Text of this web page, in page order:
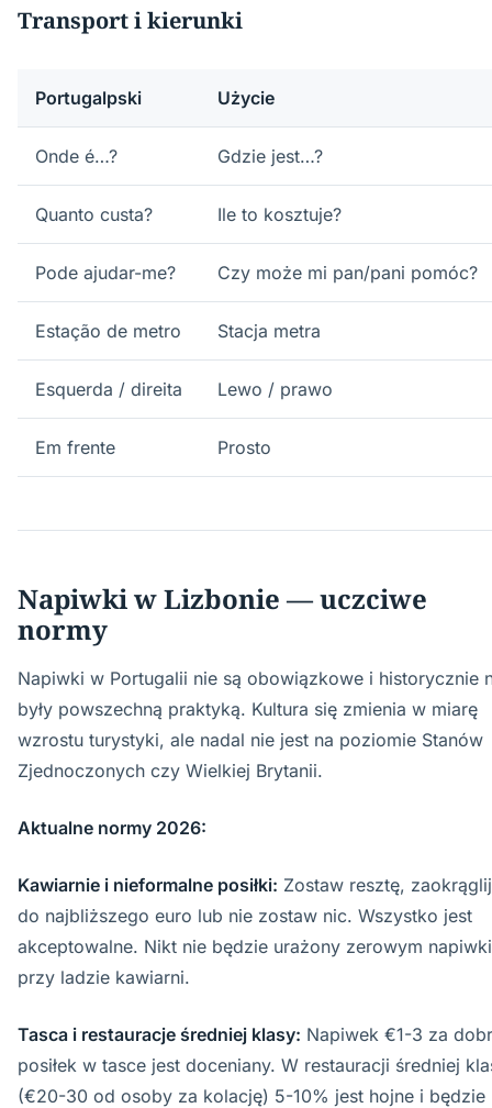
Transport i kierunki
Portugalpski Użycie
Onde é…? Gdzie jest…?
Quanto custa? Ile to kosztuje?
Pode ajudar-me? Czy może mi pan/pani pomóc?
Estação de metro Stacja metra
Esquerda / direita Lewo / prawo
Em frente Prosto
Napiwki w Lizbonie — uczciwe
normy
Napiwki w Portugalii nie są obowiązkowe i historycznie
były powszechną praktyką. Kultura się zmienia w miarę
wzrostu turystyki, ale nadal nie jest na poziomie Stanów
Zjednoczonych czy Wielkiej Brytanii.
Aktualne normy 2026:
Kawiarnie i nieformalne posiłki: Zostaw resztę, zaokrąglij
do najbliższego euro lub nie zostaw nic. Wszystko jest
akceptowalne. Nikt nie będzie urażony zerowym
przy ladzie kawiarni.
Tasca i restauracje średniej klasy: Napiwek €1-3 za
posiłek w tasce jest doceniany. W restauracji średniej
(€20-30 od osoby za kolację) 5-10% jest hojne i będzie